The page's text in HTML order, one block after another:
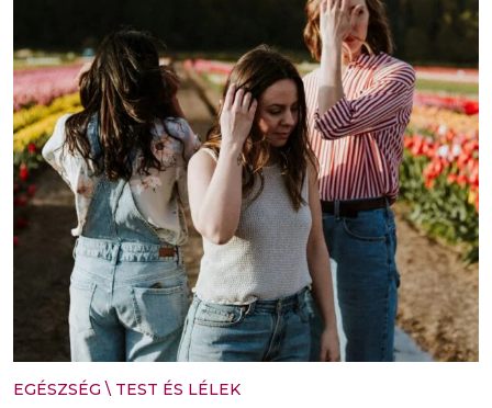
EGÉSZSÉG \ TEST ÉS LÉLEK